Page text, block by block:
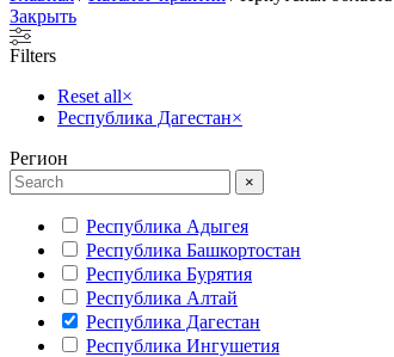
Закрыть
Filters
Reset all×
Республика Дагестан×
Регион
×
Республика Адыгея
Республика Башкортостан
Республика Бурятия
Республика Алтай
Республика Дагестан
Республика Ингушетия